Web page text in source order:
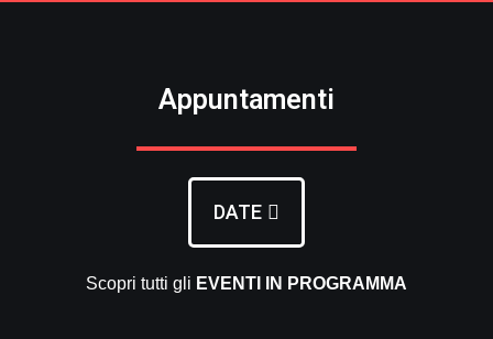
Appuntamenti
DATE
Scopri tutti gli EVENTI IN PROGRAMMA